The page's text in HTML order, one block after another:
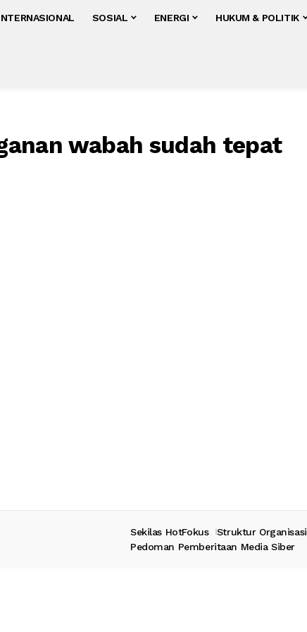
SOSIAL ENERGI HUKUM & POLITIK
wabah sudah tepat
Sekilas HotFokus Struktur Organisasi
Pedoman Pemberitaan Media Siber